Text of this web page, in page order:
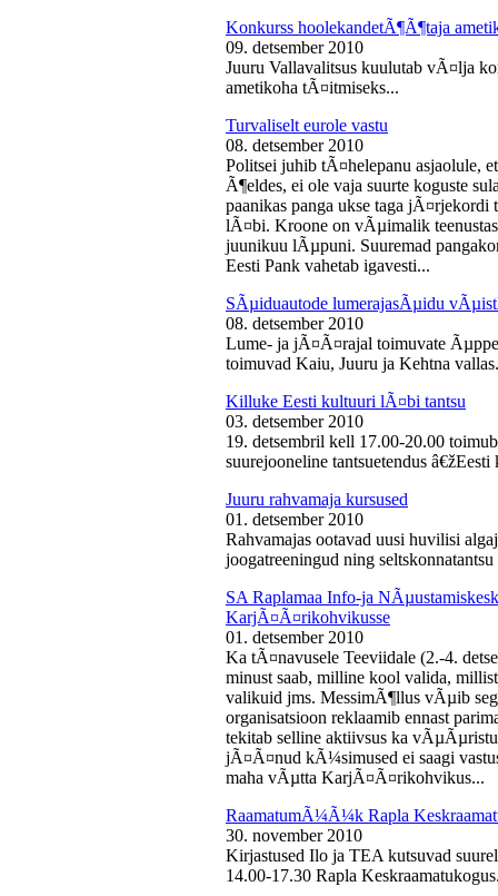
Konkurss hoolekandetÃ¶Ã¶taja
09. detsember 2010
Juuru Vallavalitsus kuulutab vÃ¤lja
ametikoha tÃ¤itmiseks...
Turvaliselt eurole vastu
08. detsember 2010
Politsei juhib tÃ¤helepanu asjaolule,
Ã¶eldes, ei ole vaja suurte koguste
paanikas panga ukse taga
lÃ¤bi. Kroone on vÃµimalik
juunikuu lÃµpuni. Suuremad
Eesti Pank vahetab igavesti...
SÃµiduautode lumerajasÃµidu
08. detsember 2010
Lume- ja jÃ¤Ã¤rajal toimuvate
toimuvad Kaiu, Juuru ja Kehtna
Killuke Eesti kultuuri lÃ¤bi tantsu
03. detsember 2010
19. detsembril kell 17.00-20.00
suurejooneline tantsuetendus
Juuru rahvamaja kursused
01. detsember 2010
Rahvamajas ootavad uusi huvilisi
joogatreeningud ning seltskonnatantsu
SA Raplamaa Info-ja
KarjÃ¤Ã¤rikohvikusse
01. detsember 2010
Ka tÃ¤navusele Teeviidale (2.-4.
minust saab, milline kool valida,
valikuid jms. MessimÃ¶llus vÃµib
organisatsioon reklaamib ennast
tekitab selline aktiivsus ka
jÃ¤Ã¤nud kÃ¼simused ei saagi
maha vÃµtta KarjÃ¤Ã¤rikohvikus...
RaamatumÃ¼Ã¼k Rapla
30. november 2010
Kirjastused Ilo ja TEA kutsuvad
14.00-17.30 Rapla